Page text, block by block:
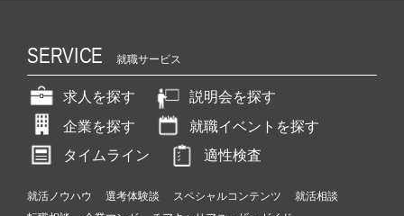
SERVICE 就職サービス
求人を探す
説明会を探す
企業を探す
就職イベントを探す
タイムライン
適性検査
就活ノウハウ 選考体験談 スペシャルコンテンツ
就活相談